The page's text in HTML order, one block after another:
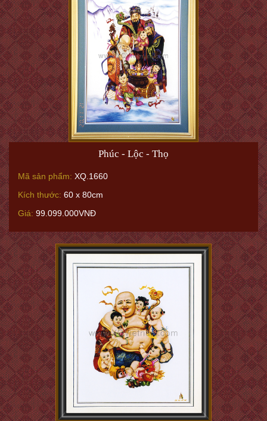
Phúc - Lộc - Thọ
Mã sản phẩm: XQ.1660
Kích thước: 60 x 80cm
Giá: 99.099.000VNĐ